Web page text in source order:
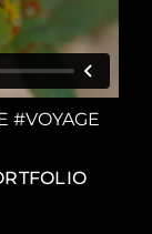
#VOYAGE